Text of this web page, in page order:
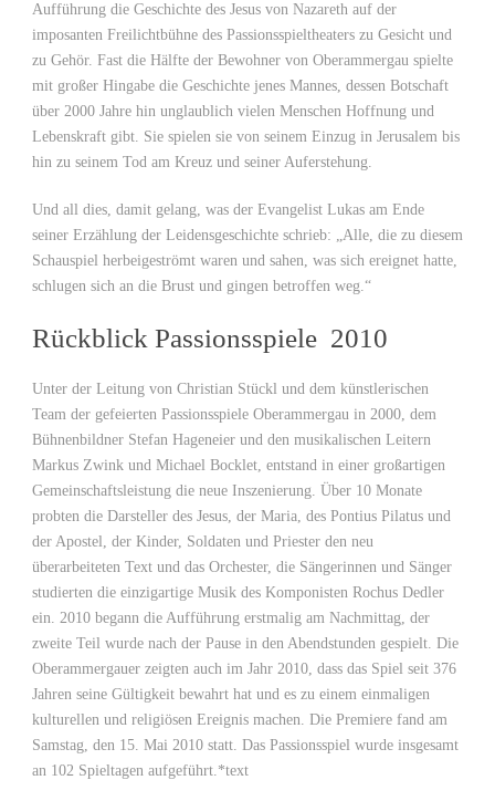
Aufführung die Geschichte des Jesus von Nazareth auf der
imposanten Freilichtbühne des Passionsspieltheaters zu Gesicht und
zu Gehör. Fast die Hälfte der Bewohner von Oberammergau spielte
mit großer Hingabe die Geschichte jenes Mannes, dessen Botschaft
über 2000 Jahre hin unglaublich vielen Menschen Hoffnung und
Lebenskraft gibt. Sie spielen sie von seinem Einzug in Jerusalem bis
hin zu seinem Tod am Kreuz und seiner Auferstehung.
Und all dies, damit gelang, was der Evangelist Lukas am Ende
seiner Erzählung der Leidensgeschichte schrieb: „Alle, die zu diesem
Schauspiel herbeigeströmt waren und sahen, was sich ereignet hatte,
schlugen sich an die Brust und gingen betroffen weg.“
Rückblick Passionsspiele 2010
Unter der Leitung von Christian Stückl und dem künstlerischen
Team der gefeierten Passionsspiele Oberammergau in 2000, dem
Bühnenbildner Stefan Hageneier und den musikalischen Leitern
Markus Zwink und Michael Bocklet, entstand in einer großartigen
Gemeinschaftsleistung die neue Inszenierung. Über 10 Monate
probten die Darsteller des Jesus, der Maria, des Pontius Pilatus und
der Apostel, der Kinder, Soldaten und Priester den neu
überarbeiteten Text und das Orchester, die Sängerinnen und Sänger
studierten die einzigartige Musik des Komponisten Rochus Dedler
ein. 2010 begann die Aufführung erstmalig am Nachmittag, der
zweite Teil wurde nach der Pause in den Abendstunden gespielt. Die
Oberammergauer zeigten auch im Jahr 2010, dass das Spiel seit 376
Jahren seine Gültigkeit bewahrt hat und es zu einem einmaligen
kulturellen und religiösen Ereignis machen. Die Premiere fand am
Samstag, den 15. Mai 2010 statt. Das Passionsspiel wurde insgesamt
an 102 Spieltagen aufgeführt.*text